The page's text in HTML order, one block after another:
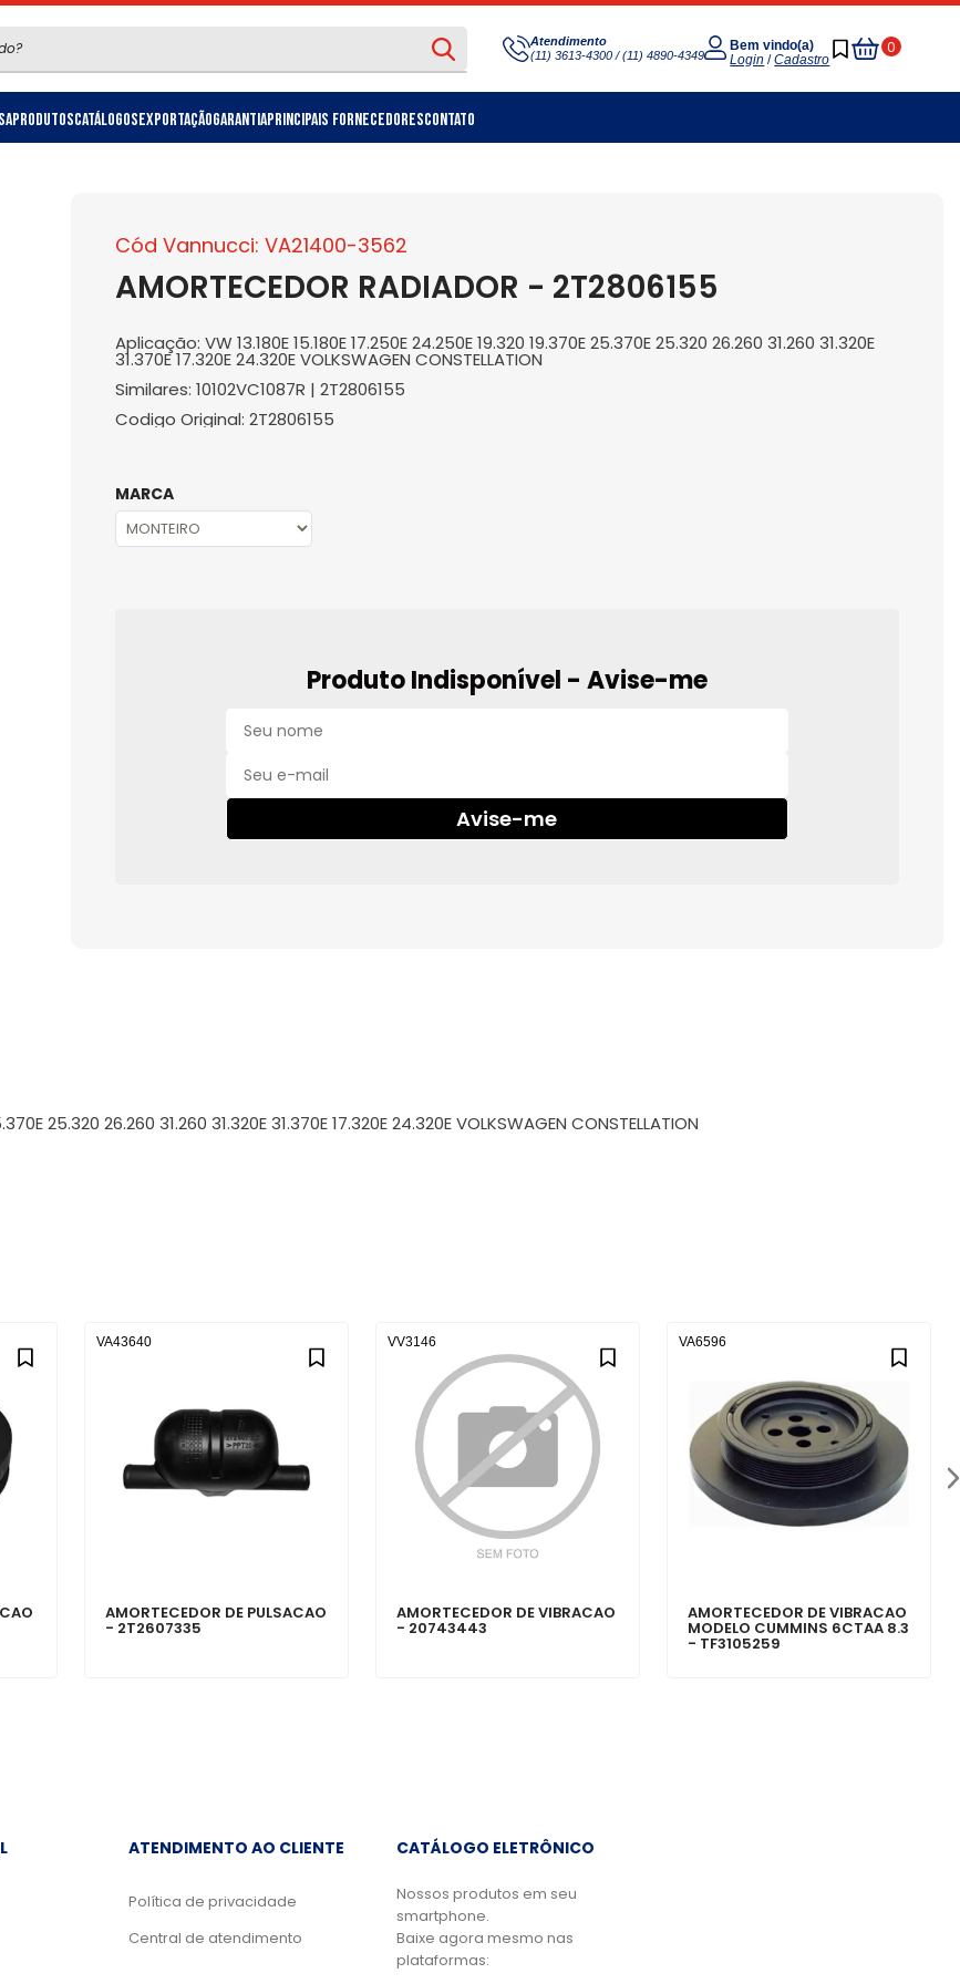
Atendimento
(11) 3613-4300 / (11) 4890-4349
Bem vindo(a)
Login /Cadastro
0
Meu
Carrinho
ProdutosCatálogosExportaçãoGarantiaPrincipais FornecedoresContato
Cód Vannucci: VA21400-3562
AMORTECEDOR RADIADOR - 2T2806155
Aplicação: VW 13.180E 15.180E 17.250E 24.250E 19.320 19.370E 25.370E 25.320 26.260 31.260 31.320E
31.370E 17.320E 24.320E VOLKSWAGEN CONSTELLATION
Similares: 10102VC1087R | 2T2806155
Codigo Original: 2T2806155
MARCA
Produto Indisponível - Avise-me
Avise-me
25.320 26.260 31.260 31.320E 31.370E 17.320E 24.320E VOLKSWAGEN CONSTELLATION
AMORTECEDOR DE PULSACAO
- 2T2607335
VA43640
AMORTECEDOR DE VIBRACAO
- 20743443
VV3146
AMORTECEDOR DE VIBRACAO
MODELO CUMMINS 6CTAA 8.3
- TF3105259
VA6596
ATENDIMENTO AO CLIENTE
Política de privacidade
Central de atendimento
CATÁLOGO ELETRÔNICO
Nossos produtos em seu
smartphone.
Baixe agora mesmo nas
plataformas: